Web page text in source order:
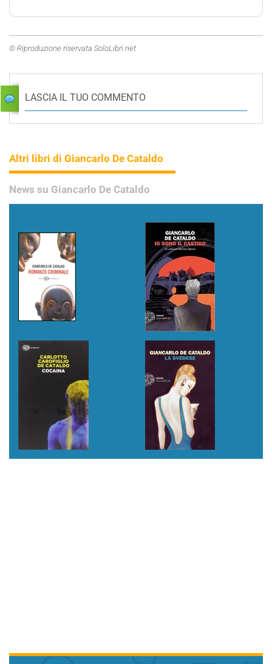
© Riproduzione riservata SoloLibri.net
LASCIA IL TUO COMMENTO
Altri libri di Giancarlo De Cataldo
News su Giancarlo De Cataldo